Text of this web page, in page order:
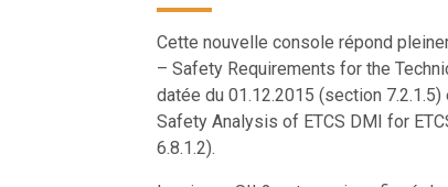
Cette nouvelle console répond
– Safety Requirements for the
datée du 01.12.2015 (section
Safety Analysis of ETCS DMI for
6.8.1.2).